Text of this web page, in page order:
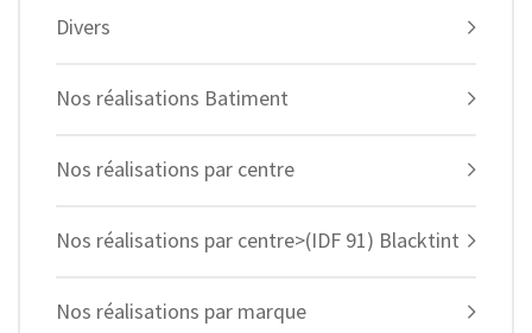
Divers
Nos réalisations Batiment
Nos réalisations par centre
Nos réalisations par centre>(IDF 91) Blacktint
Nos réalisations par marque